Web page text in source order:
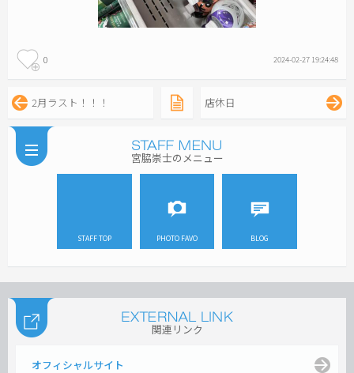
0 2024-02-27 19:24:48
2月ラスト！！！ 店休日
宮脇崇士のメニュー
STAFF TOP PHOTO FAVO BLOG
関連リンク
オフィシャルサイト